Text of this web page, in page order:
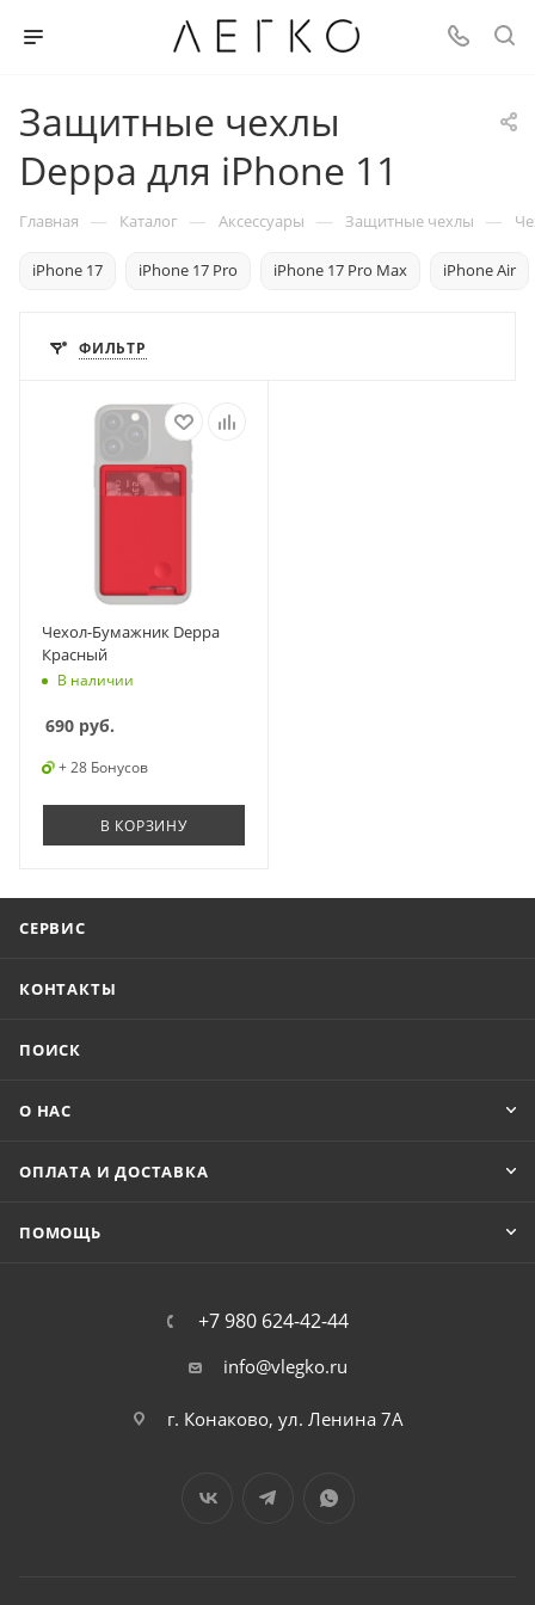
Защитные чехлы
Deppa для iPhone 11
Главная — Каталог — Аксессуары — Защитные чехлы —
iPhone 17 iPhone 17 Pro iPhone 17 Pro Max iPhone Air
ФИЛЬТР
Чехол-Бумажник Deppa
Красный
В наличии
690 руб.
+ 28 Бонусов
В КОРЗИНУ
СЕРВИС
КОНТАКТЫ
ПОИСК
О НАС
ОПЛАТА И ДОСТАВКА
ПОМОЩЬ
+7 980 624-42-44
info@vlegko.ru
г. Конаково, ул. Ленина 7А